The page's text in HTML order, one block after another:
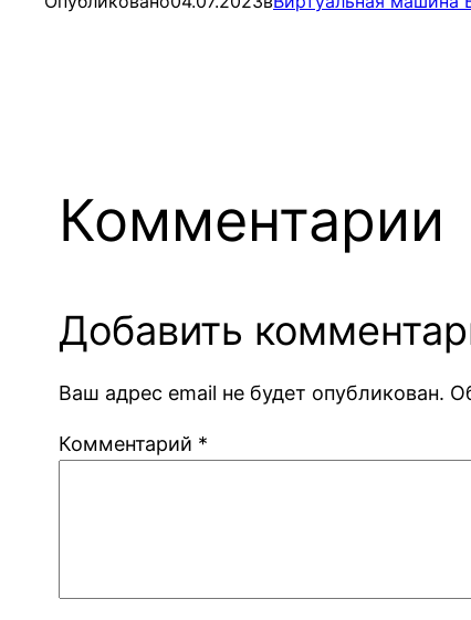
Комментарии
Добавить
Ваш адрес email не будет опубликован.
Комментарий *